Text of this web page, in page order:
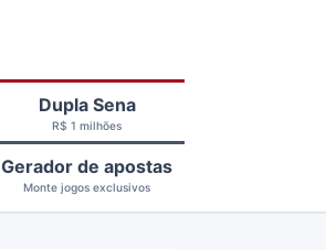
Dupla Sena
R$ 1 milhões
Gerador de apostas
Monte jogos exclusivos